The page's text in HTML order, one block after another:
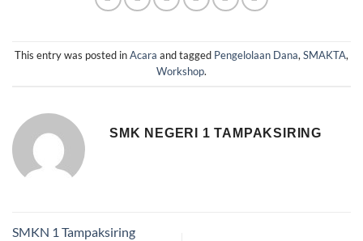
This entry was posted inAcara and tagged Pengelolaan Dana,SMAKTA,
Workshop.
SMK NEGERI 1 TAMPAKSIRING
SMKN 1 Tampaksiring